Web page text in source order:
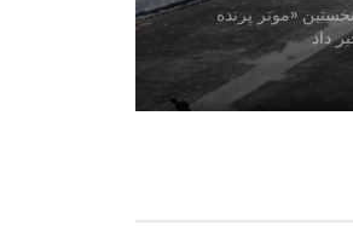
«موتر پرنده
داد